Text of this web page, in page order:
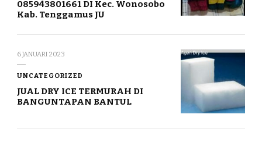
085943801661 DI Kec. Wonosobo
Kab. Tenggamus JU
6 JANUARI 2023
UNCATEGORIZED
JUAL DRY ICE TERMURAH DI
BANGUNTAPAN BANTUL